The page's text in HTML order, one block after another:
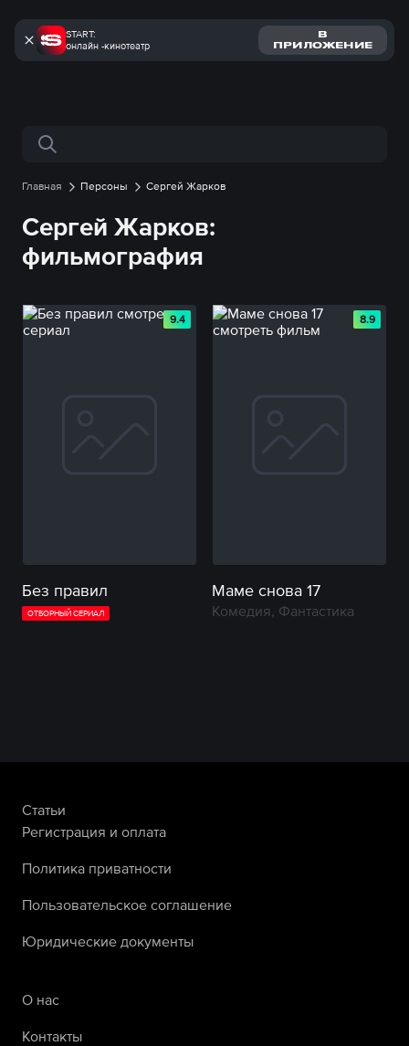
START:
онлайн -кинотеатр
В
ПРИЛОЖЕНИЕ
Поиск по сайту
Главная Персоны Сергей Жарков
Сергей Жарков:
фильмография
9.4
Без правил
ОТБОРНЫЙ СЕРИАЛ
8.9
Маме снова 17
Комедия, Фантастика
Статьи
Регистрация и оплата
Политика приватности
Пользовательское соглашение
Юридические документы
О нас
Контакты